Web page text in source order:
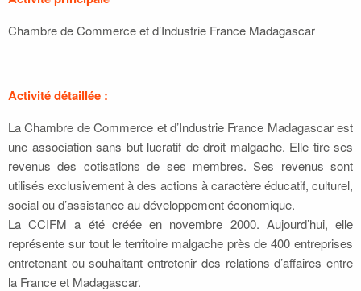
Chambre de Commerce et d’Industrie France Madagascar
Activité détaillée :
La Chambre de Commerce et d’Industrie France Madagascar est
une association sans but lucratif de droit malgache. Elle tire ses
revenus des cotisations de ses membres. Ses revenus sont
utilisés exclusivement à des actions à caractère éducatif, culturel,
social ou d’assistance au développement économique.
La CCIFM a été créée en novembre 2000. Aujourd’hui, elle
représente sur tout le territoire malgache près de 400 entreprises
entretenant ou souhaitant entretenir des relations d’affaires entre
la France et Madagascar.